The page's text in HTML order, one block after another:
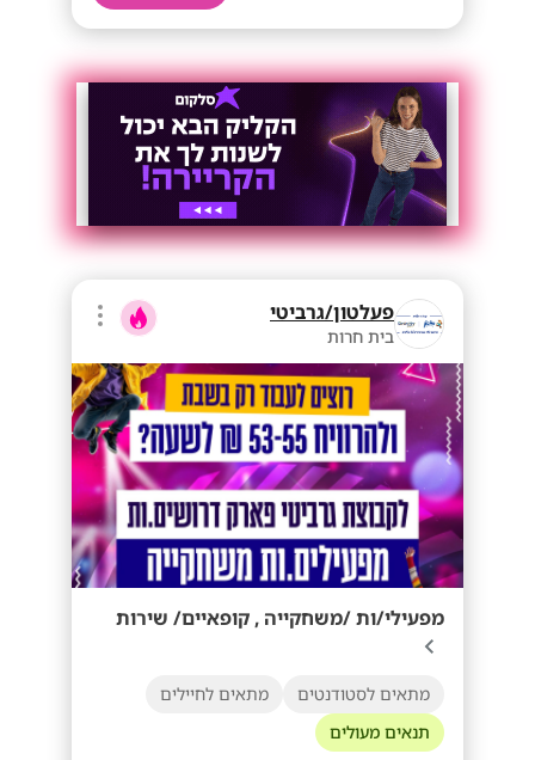
פעלטון/גרביטי
בית חרות
מפעילי/ות /משחקייה , קופאיים/ שירות
מתאים לסטודנטים
מתאים לחיילים
תנאים מעולים